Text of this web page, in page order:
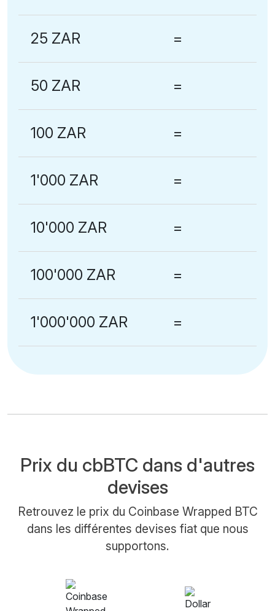
25 ZAR =
50 ZAR =
100 ZAR =
1'000 ZAR =
10'000 ZAR =
100'000 ZAR =
1'000'000 ZAR =
Prix du cbBTC dans d'autres
devises
Retrouvez le prix du Coinbase Wrapped BTC
dans les différentes devises fiat que nous
supportons.